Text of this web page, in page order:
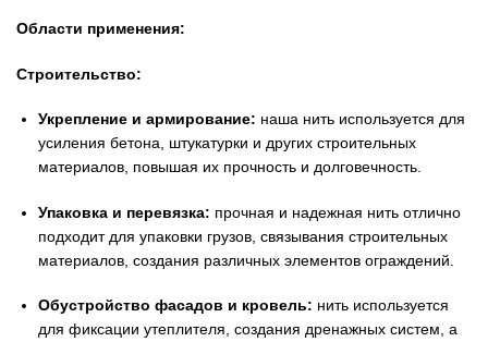
Области применения:
Строительство:
Укрепление и армирование: наша нить используется для
усиления бетона, штукатурки и других строительных
материалов, повышая их прочность и долговечность.
Упаковка и перевязка: прочная и надежная нить отлично
подходит для упаковки грузов, связывания строительных
материалов, создания различных элементов ограждений.
Обустройство фасадов и кровель: нить используется
для фиксации утеплителя, создания дренажных систем, а